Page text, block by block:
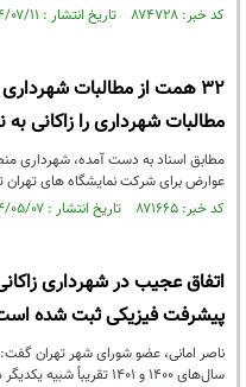
کد خبر: ۸۷۴۷۲۸ تاریخ انتشار : ۱۴۰۴/۰۷/۱۱
مطالبات شهرداری را زاکانی
عوارض برای شرکت نمایشگاه های تهران
کد خبر: ۸۷۱۶۶۵ تاریخ انتشار : ۱۴۰۴/۰۵/۰۷
پیشرفت فیزیکی ثبت شده
ناصر امانی، عضو شورای شهر تهران
سال‌های ۱۴۰۰ و ۱۴۰۱ تقریباً شبیه یکدیگر هستند.